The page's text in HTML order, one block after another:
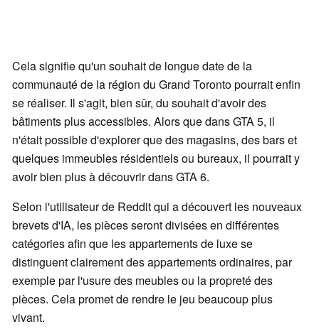
Cela signifie qu'un souhait de longue date de la
communauté de la région du Grand Toronto pourrait enfin
se réaliser. Il s'agit, bien sûr, du souhait d'avoir des
bâtiments plus accessibles. Alors que dans GTA 5, il
n'était possible d'explorer que des magasins, des bars et
quelques immeubles résidentiels ou bureaux, il pourrait y
avoir bien plus à découvrir dans GTA 6.
Selon l'utilisateur de Reddit qui a découvert les nouveaux
brevets d'IA, les pièces seront divisées en différentes
catégories afin que les appartements de luxe se
distinguent clairement des appartements ordinaires, par
exemple par l'usure des meubles ou la propreté des
pièces. Cela promet de rendre le jeu beaucoup plus
vivant.